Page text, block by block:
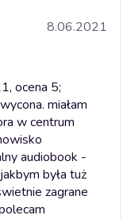
8.06.2021
ocena 5;
miałam
w centrum
audiobook -
była tuż
zagrane